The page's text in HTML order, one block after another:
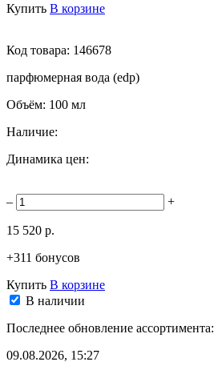
Купить В корзине
Код товара: 146678
парфюмерная вода (edp)
Объём: 100 мл
Наличие:
Динамика цен:
– +
15 520 р.
+311 бонусов
Купить В корзине
В наличии
Последнее обновление ассортимента:
09.08.2026, 15:27